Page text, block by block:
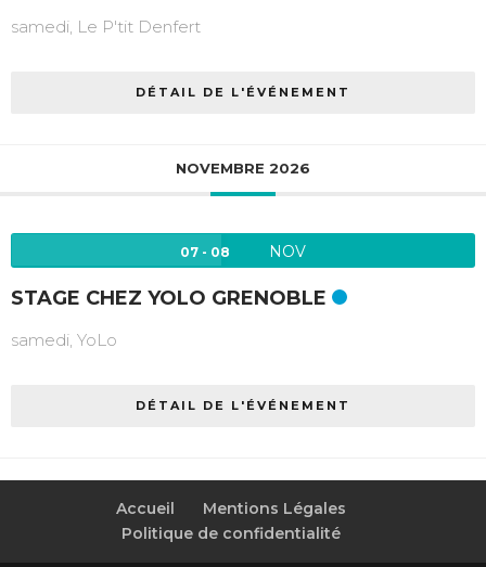
samedi, Le P'tit Denfert
DÉTAIL DE L'ÉVÉNEMENT
NOVEMBRE 2026
07 - 08 NOV
STAGE CHEZ YOLO GRENOBLE
samedi, YoLo
DÉTAIL DE L'ÉVÉNEMENT
Accueil
Mentions Légales
Politique de confidentialité